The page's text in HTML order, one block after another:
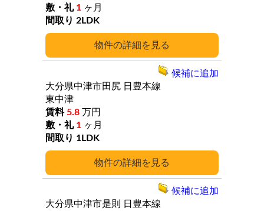
詳細
1 ヶ月
2LDK
詳細
大分県中津市田尻 日豊本線
東中津
5.8 万円
1 ヶ月
1LDK
候補に追加
大分県中津市是則
日豊本線
候補に追加